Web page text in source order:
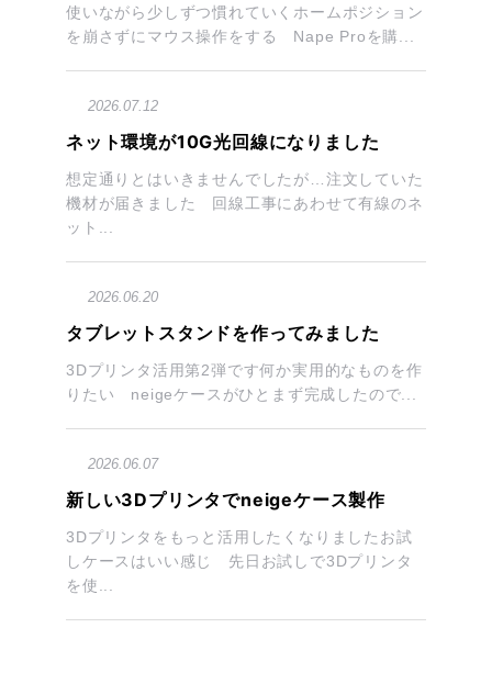
使いながら少しずつ慣れていくホームポジション
を崩さずにマウス操作をする Nape Proを購...
2026.07.12
ネット環境が10G光回線になりました
想定通りとはいきませんでしたが…注文していた
機材が届きました 回線工事にあわせて有線のネ
ット...
2026.06.20
タブレットスタンドを作ってみました
3Dプリンタ活用第2弾です何か実用的なものを作
りたい neigeケースがひとまず完成したので...
2026.06.07
新しい3Dプリンタでneigeケース製作
3Dプリンタをもっと活用したくなりましたお試
しケースはいい感じ 先日お試しで3Dプリンタ
を使...